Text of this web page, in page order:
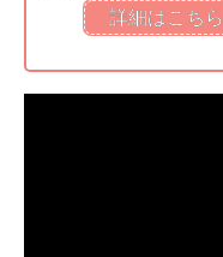
詳細はこちら